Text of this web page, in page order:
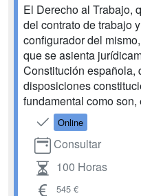
El Derecho al Trabajo,
del contrato de trabajo
configurador del
que se asienta
Constitución española,
disposiciones
fundamental como son,
Online
Consultar
100 Horas
545 €